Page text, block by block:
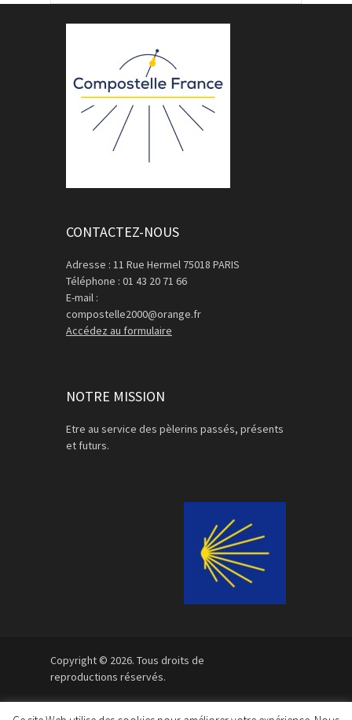
CONTACTEZ-NOUS
Adresse : 11 Rue Hermel 75018 PARIS
Téléphone : 01 43 20 71 66
E-mail :
compostelle2000@orange.fr
Accédez au formulaire
NOTRE MISSION
Etre au service des pèlerins passés, présents
et futurs.
Copyright © 2026. Tous droits de
reproductions réservés.
Mentions légales